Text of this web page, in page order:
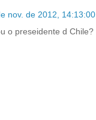
nov. de 2012, 14:13:00
o preseidente d Chile?